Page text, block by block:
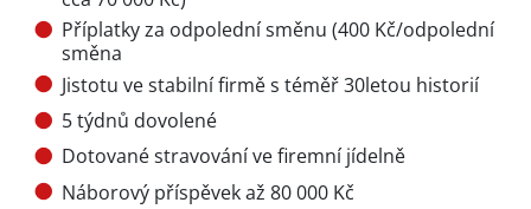
Příplatky za odpolední směnu (400 Kč/odpolední
směna
Jistotu ve stabilní firmě s téměř 30letou historií
5 týdnů dovolené
Dotované stravování ve firemní jídelně
Náborový příspěvek až 80 000 Kč